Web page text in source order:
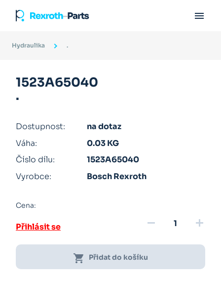

Hydraulika .
1523A65040
.
Dostupnost:
na dotaz
Váha:
0.03 KG
Číslo dílu:
1523A65040
Vyrobce:
Bosch Rexroth
Cena:
Přihlásit se remove add
shopping_cart Přidat do košíku